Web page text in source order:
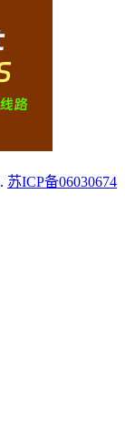
. 苏ICP备06030674